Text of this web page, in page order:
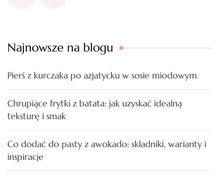
Najnowsze na blogu
Pierś z kurczaka po azjatycku w sosie miodowym
Chrupiące frytki z batata: jak uzyskać idealną
teksturę i smak
Co dodać do pasty z awokado: składniki, warianty i
inspiracje